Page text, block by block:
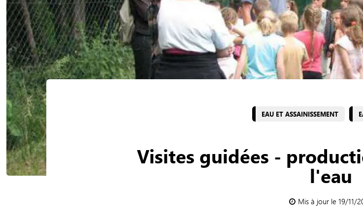
EAU ET ASSAINISSEMENT
Visites guidées -
l'eau
Mis à jour le 19/11/